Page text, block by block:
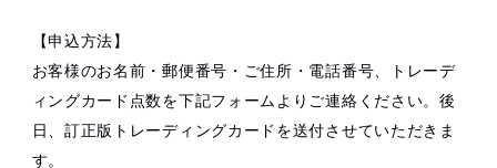
【申込方法】
お客様のお名前・郵便番号・ご住所・電話番号、トレーデ
ィングカード点数を下記フォームよりご連絡ください。後
日、訂正版トレーディングカードを送付させていただきま
す。